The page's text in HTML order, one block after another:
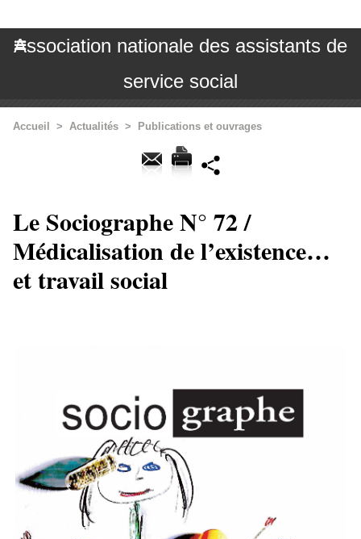
Association nationale des assistants de
service social
Accueil > Actualités > Publications et ouvrages
Le Sociographe N° 72 /
Médicalisation de l’existence…
et travail social